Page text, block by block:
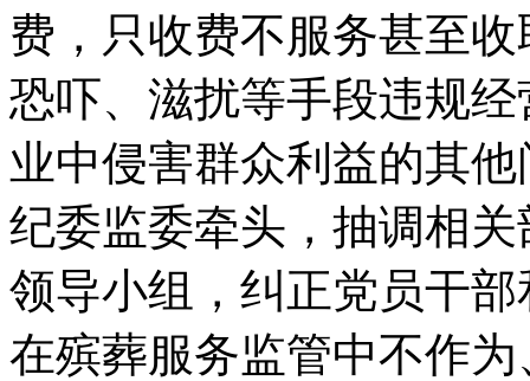
费，只收费不服务甚至
恐吓、滋扰等手段违规
业中侵害群众利益的其
纪委监委牵头，抽调相
领导小组，纠正党员干
在殡葬服务监管中不作